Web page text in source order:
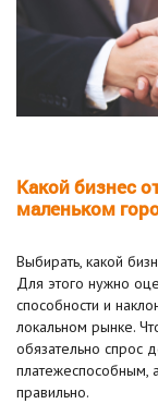
Какой бизнес
маленьком
Выбирать, какой
Для этого нужно
способности и
локальном рынке.
обязательно спрос
платежеспособным,
правильно.